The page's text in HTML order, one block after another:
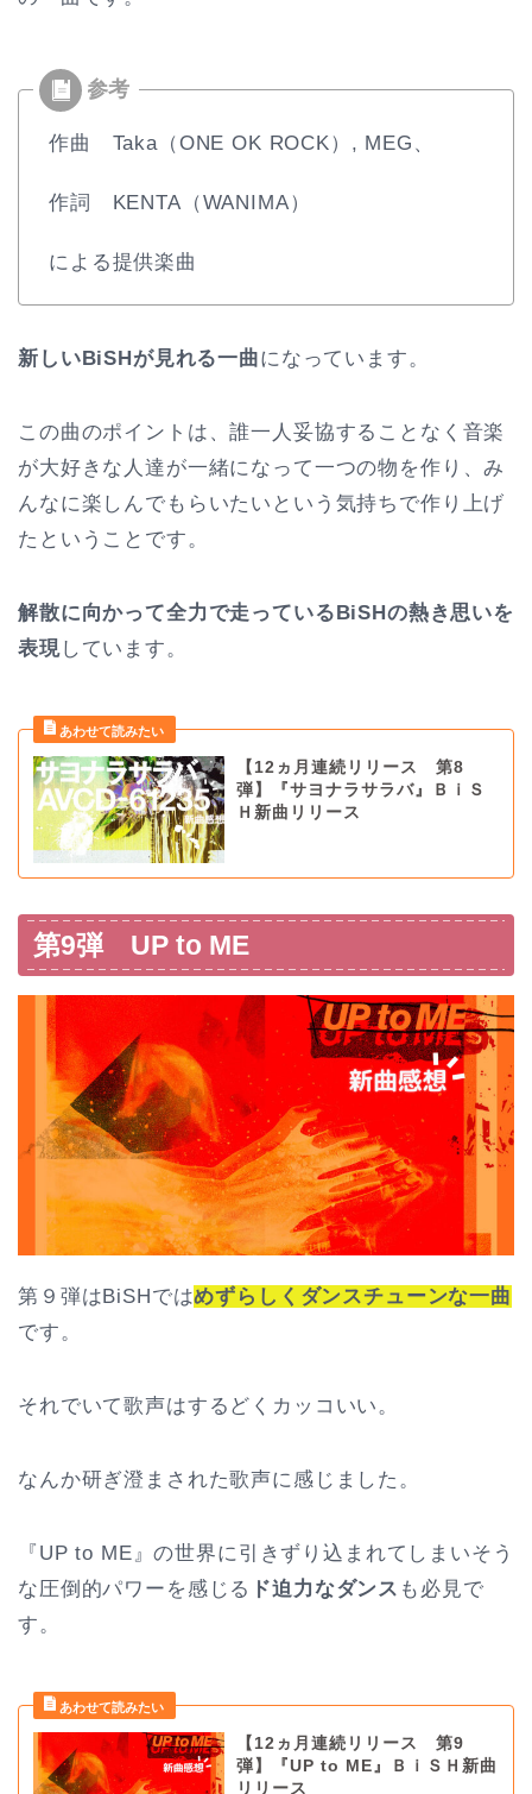
作曲 Taka（ONE OK ROCK）, MEG、
作詞 KENTA（WANIMA）
による提供楽曲
新しいBiSHが見れる一曲になっています。
この曲のポイントは、誰一人妥協することなく音楽
が大好きな人達が一緒になって一つの物を作り、み
んなに楽しんでもらいたいという気持ちで作り上げ
たということです。
解散に向かって全力で走っているBiSHの熱き思いを
表現しています。
【12ヵ月連続リリース 第8
弾】『サヨナラサラバ』ＢｉＳ
Ｈ新曲リリース
第9弾 UP to ME
第９弾はBiSHではめずらしくダンスチューンな一曲
です。
それでいて歌声はするどくカッコいい。
なんか研ぎ澄まされた歌声に感じました。
『UP to ME』の世界に引きずり込まれてしまいそう
な圧倒的パワーを感じる ド迫力なダンス も必見で
す。
【12ヵ月連続リリース 第9
弾】『UP to ME』ＢｉＳＨ新曲
リリース